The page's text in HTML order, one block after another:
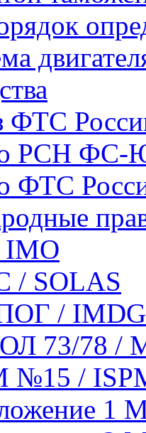
ФТС
РСН ФС-
ФТС
/ SOLAS
/ IMDG
73/78 /
/
1